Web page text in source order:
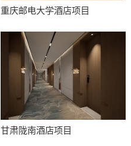
重庆邮电大学酒店项目
甘肃陇南酒店项目